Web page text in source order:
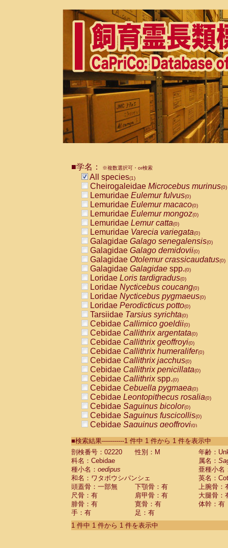
■学名： ※複数選択可・or検索
All species(1)
Cheirogaleidae Microcebus murinus(0)
Lemuridae Eulemur fulvus(0)
Lemuridae Eulemur macaco(0)
Lemuridae Eulemur mongoz(0)
Lemuridae Lemur catta(0)
Lemuridae Varecia variegata(0)
Galagidae Galago senegalensis(0)
Galagidae Galago demidovii(0)
Galagidae Otolemur crassicaudatus(0)
Galagidae Galagidae spp.(0)
Loridae Loris tardigradus(0)
Loridae Nycticebus coucang(0)
Loridae Nycticebus pygmaeus(0)
Loridae Perodicticus potto(0)
Tarsiidae Tarsius syrichta(0)
Cebidae Callimico goeldii(0)
Cebidae Callithrix argentata(0)
Cebidae Callithrix geoffroyi(0)
Cebidae Callithrix humeralifer(0)
Cebidae Callithrix jacchus(0)
Cebidae Callithrix penicillata(0)
Cebidae Callithrixspp.(0)
Cebidae Cebuella pygmaea(0)
Cebidae Leontopithecus rosalia(0)
Cebidae Saguinus bicolor(0)
Cebidae Saguinus fuscicollis(0)
Cebidae Saguinus geoffroyi(0)
CebidaeSaguinus labiatus(0)
Cebidae Saguinus leucopus (0)
Cebidae
Cebidae
CebidaeSaguinus nigricollis (0)
Cebidae Saguinus oedipus
Cebidae Saguinus weddelli
Cebidae Saguinusspp.
Cebidae Aotus trivirgatus
Cebidae Cebus albifrons
■検索結果-----------1 件中 1 件から 1 件を表示中
剖検番号：02220
性別：M
年齢：
科名：Cebidae
属名：
種小名： oedipus
亜種小名
和名：ワタボウシパンシェ
英名：
頭蓋骨：一部無
下顎骨：有
上腕骨：
尺骨：有
肩甲骨：有
大腿骨：
腓骨：有
寛骨：有
体幹：有
手：有
足：有
1 件中 1 件から 1 件を表示中